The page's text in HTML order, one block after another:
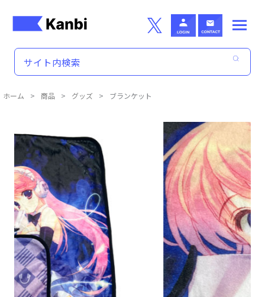
Skip to main content
ホーム > 商品 > グッズ > ブランケット
商品詳細